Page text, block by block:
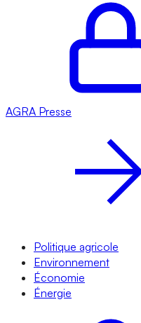
AGRA Presse
Politique agricole
Environnement
Économie
Énergie